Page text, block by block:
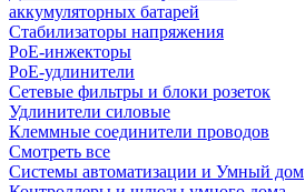
аккумуляторных батарей
Стабилизаторы напряжения
PoE-инжекторы
PoE-удлинители
Сетевые фильтры и блоки розеток
Удлинители силовые
Клеммные соединители проводов
Смотреть все
Системы автоматизации и Умный дом